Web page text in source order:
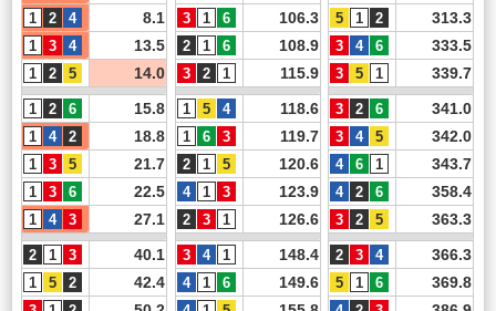
8.1
13.5
14.0
15.8
18.8
21.7
22.5
27.1
40.1
42.4
106.3
108.9
115.9
118.6
119.7
120.6
123.9
126.6
148.4
149.6
313.3
333.5
339.7
341.0
342.0
343.7
358.4
363.3
366.3
369.8